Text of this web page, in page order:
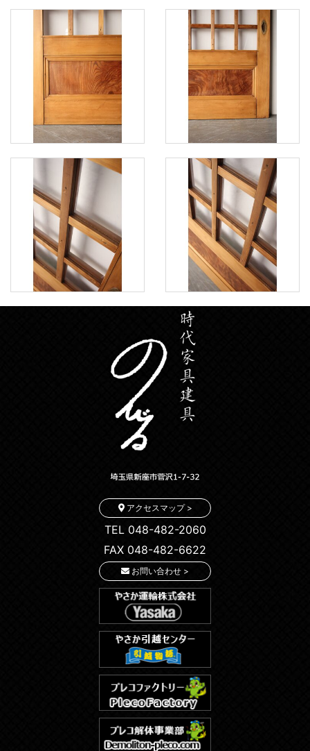
アクセスマップ >
TEL 048-482-2060
FAX 048-482-6622
お問い合わせ >